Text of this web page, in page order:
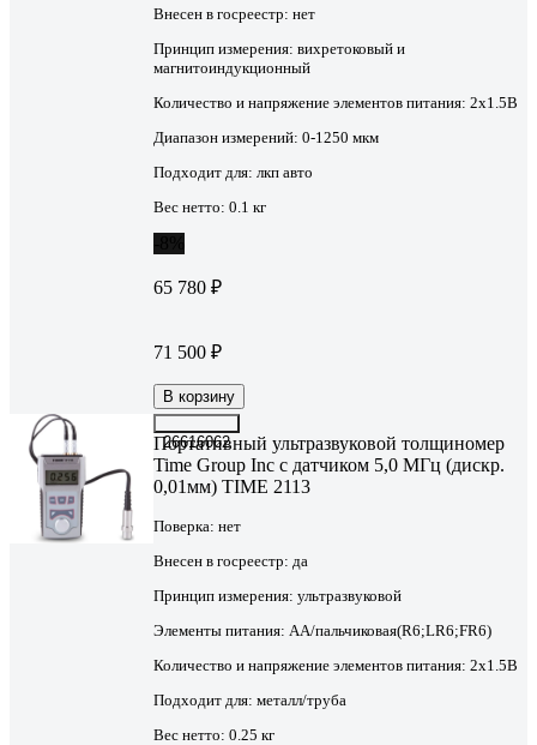
Внесен в госреестр: нет
Принцип измерения: вихретоковый и
магнитоиндукционный
Количество и напряжение элементов питания: 2х1.5B
Диапазон измерений: 0-1250 мкм
Подходит для: лкп авто
Вес нетто: 0.1 кг
65 780 ₽
71 500 ₽
В корзину
26616062
Портативный ультразвуковой толщиномер
Time Group Inc с датчиком 5,0 МГц (дискр.
0,01мм) TIME 2113
Поверка: нет
Внесен в госреестр: да
Принцип измерения: ультразвуковой
Элементы питания: AA/пальчиковая(R6;LR6;FR6)
Количество и напряжение элементов питания: 2х1.5B
Подходит для: металл/труба
Вес нетто: 0.25 кг